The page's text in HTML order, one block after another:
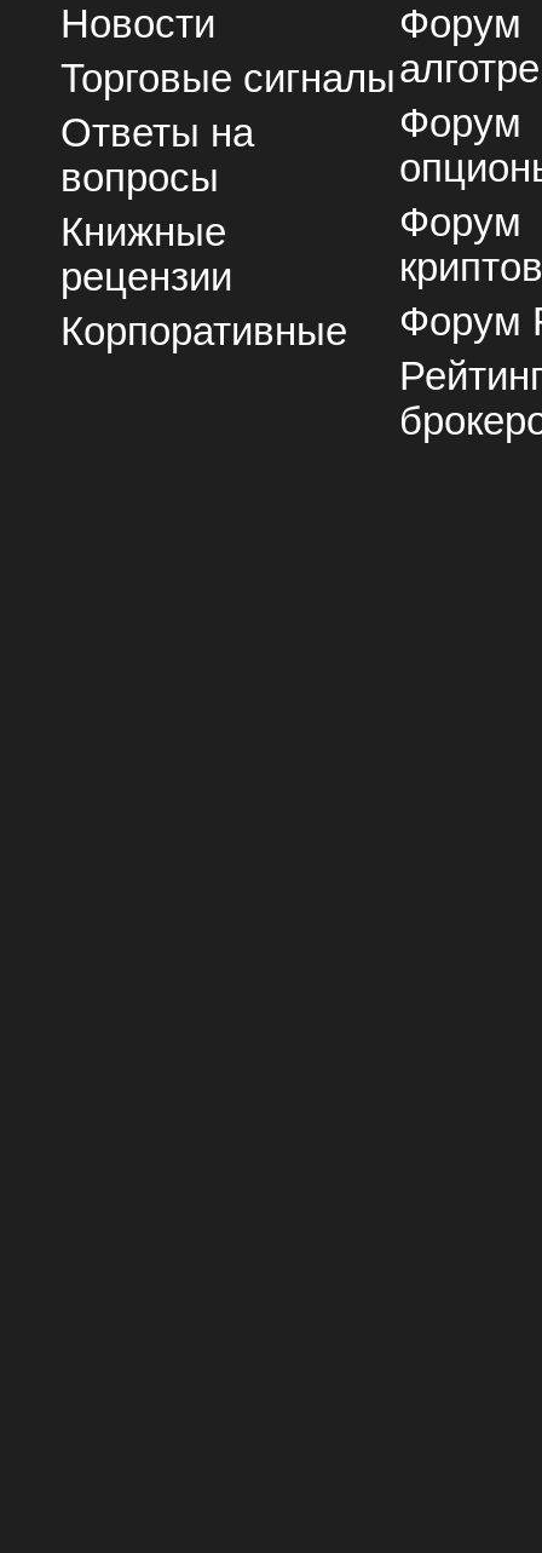
Новости
Торговые сигналы
Ответы на
вопросы
Книжные
рецензии
Корпоративные
Форум
Форум
Форум
Форум